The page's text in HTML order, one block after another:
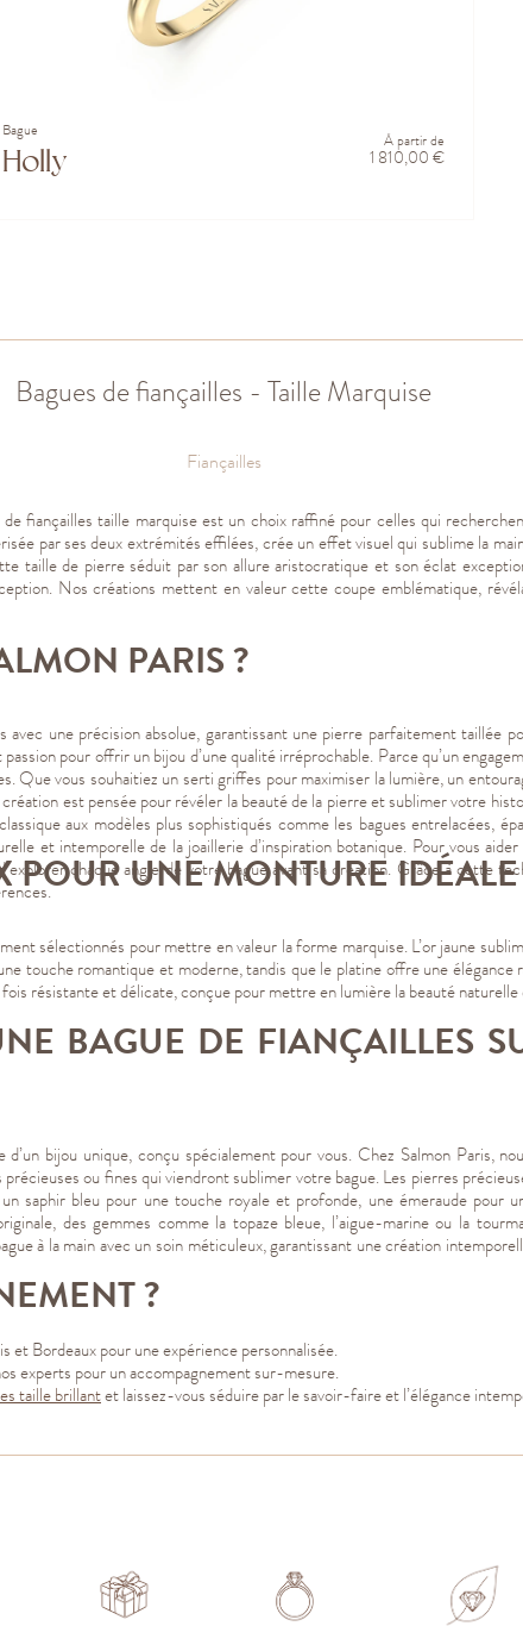
Bague
Holly
À partir de
1 810,00 €
Bagues de fiançailles - Taille Marquise
Fiançailles
fiançailles taille marquise est un choix raffiné pour celles qui
par ses deux extrémités effilées, crée un effet visuel qui sublime la
taille de pierre séduit par son allure aristocratique et son éclat
Nos créations mettent en valeur cette coupe emblématique,
PARIS ?
une précision absolue, garantissant une pierre parfaitement taillée
pour offrir un bijou d’une qualité irréprochable. Parce qu’un
Que vous souhaitiez un serti griffes pour maximiser la lumière, un
est pensée pour révéler la beauté de la pierre et sublimer votre
aux modèles plus sophistiqués comme les bagues entrelacées,
et intemporelle de la joaillerie d’inspiration botanique. Pour vous
chaque angle de votre bague avant sa création. Grâce à cette
POUR UNE MONTURE IDÉALE
sélectionnés pour mettre en valeur la forme marquise. L’or jaune
touche romantique et moderne, tandis que le platine offre une élégance
résistante et délicate, conçue pour mettre en lumière la beauté naturelle
BAGUE DE FIANÇAILLES
d’un bijou unique, conçu spécialement pour vous. Chez Salmon Paris,
ou fines qui viendront sublimer votre bague. Les pierres
saphir bleu pour une touche royale et profonde, une émeraude pour
des gemmes comme la topaze bleue, l’aigue-marine ou la
à la main avec un soin méticuleux, garantissant une création
?
et Bordeaux pour une expérience personnalisée.
experts pour un accompagnement sur-mesure.
taille brillantet laissez-vous séduire par le savoir-faire et l’élégance